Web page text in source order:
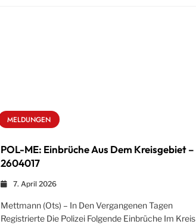
MELDUNGEN
POL-ME: Einbrüche Aus Dem Kreisgebiet –
2604017
7. April 2026
Mettmann (ots) – In Den Vergangenen Tagen
Registrierte Die Polizei Folgende Einbrüche Im Kreis